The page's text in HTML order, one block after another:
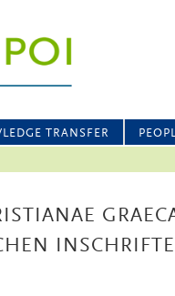
TRANSFER